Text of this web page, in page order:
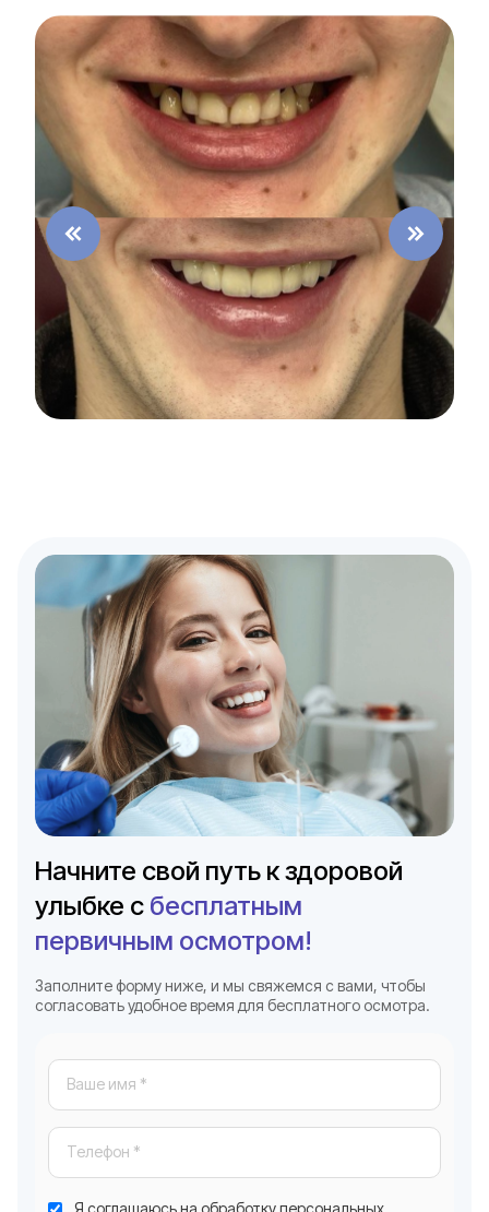
Начните свой путь к здоровой
улыбке с бесплатным
первичным осмотром!
Заполните форму ниже, и мы свяжемся с вами, чтобы
согласовать удобное время для бесплатного осмотра.
Я соглашаюсь на обработку персональных